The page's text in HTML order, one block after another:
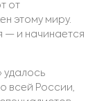
от
этому миру.
— и начинается
удалось
всей России,